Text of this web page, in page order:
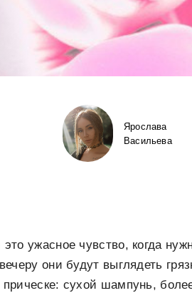
Ярослава
Васильева
ужасное чувство, когда
они будут выглядеть
прическе: сухой шампунь,